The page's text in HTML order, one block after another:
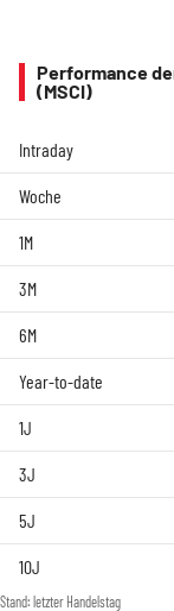
Performance
(MSCI)
Intraday
Woche
1M
3M
6M
Year-to-date
1J
3J
5J
10J
Stand: letzter Handelstag